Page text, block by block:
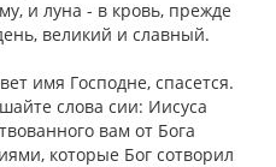
и луна - в кровь, прежде
великий и славный.
имя Господне, спасется.
слова сии: Иисуса
вам от Бога
которые Бог сотворил